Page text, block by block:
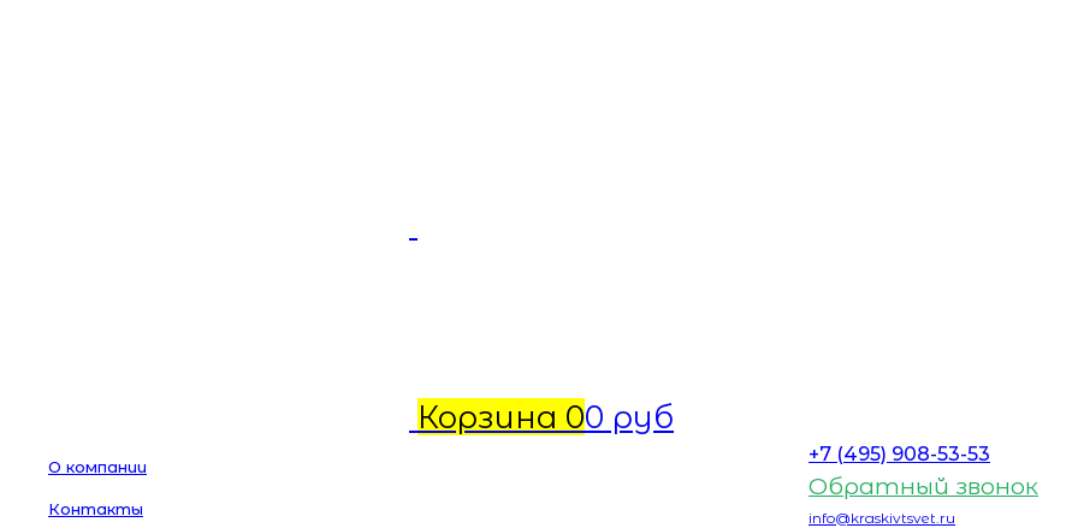
Корзина 00 руб
О компании
Контакты
+7 (495) 908-53-53
Обратный звонок
info@kraskivtsvet.ru